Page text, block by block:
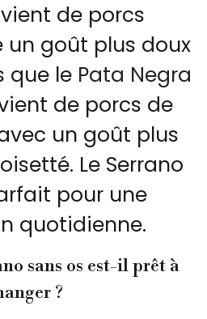
de porcs
un goût plus doux
que le Pata Negra
de porcs de
un goût plus
Le Serrano
pour une
quotidienne.
sans os est-il prêt à
?